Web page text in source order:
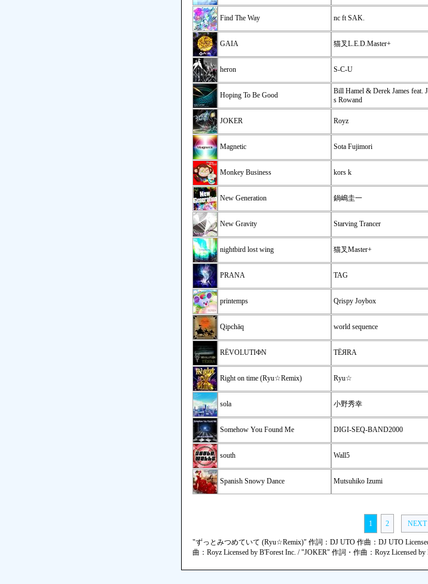
Find The Way nc ft SAK.
GAIA 猫叉L.E.D.Master+
heron S-C-U
Hoping To Be Good
Bill Hamel & Derek James feat.
s Rowand
JOKER Royz
Magnetic Sota Fujimori
Monkey Business kors k
New Generation 鍋嶋圭一
New Gravity Starving Trancer
nightbird lost wing 猫叉Master+
PRANA TAG
printemps Qrispy Joybox
Qipchāq world sequence
RЁVOLUTIФN TЁЯRA
Right on time (Ryu☆Remix) Ryu☆
sola 小野秀幸
Somehow You Found Me DIGI-SEQ-BAND2000
south Wall5
Spanish Snowy Dance Mutsuhiko Izumi
1 2 NEXT
"ずっとみつめていて (Ryu☆Remix)" 作詞：DJ UTO 作曲：DJ UTO
曲：Royz Licensed by B'Forest Inc. / "JOKER" 作詞・作曲：Royz Licensed by